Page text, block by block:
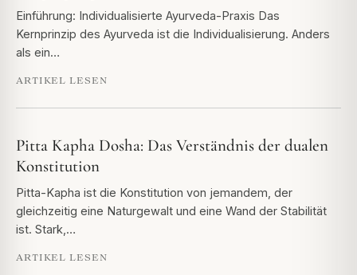
Einführung: Individualisierte Ayurveda-Praxis Das
Kernprinzip des Ayurveda ist die Individualisierung. Anders
als ein…
ARTIKEL LESEN
Pitta Kapha Dosha: Das Verständnis der dualen
Konstitution
Pitta-Kapha ist die Konstitution von jemandem, der
gleichzeitig eine Naturgewalt und eine Wand der Stabilität
ist. Stark,…
ARTIKEL LESEN